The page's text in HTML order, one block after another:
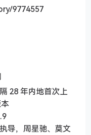
9774557
28 年内地首次上
导，周星驰、莫文